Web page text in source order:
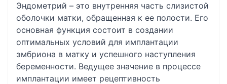
Эндометрий – это внутренняя часть слизистой
оболочки матки, обращенная к ее полости. Его
основная функция состоит в создании
оптимальных условий для имплантации
эмбриона в матку и успешного наступления
беременности. Ведущее значение в процессе
имплантации имеет рецептивность